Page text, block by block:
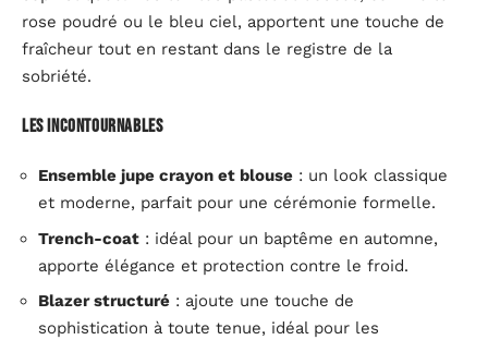
rose poudré ou le bleu ciel, apportent une touche de
fraîcheur tout en restant dans le registre de la
sobriété.
Les incontournables
Ensemble jupe crayon et blouse : un look classique
et moderne, parfait pour une cérémonie formelle.
Trench-coat : idéal pour un baptême en automne,
apporte élégance et protection contre le froid.
Blazer structuré : ajoute une touche de
sophistication à toute tenue, idéal pour les